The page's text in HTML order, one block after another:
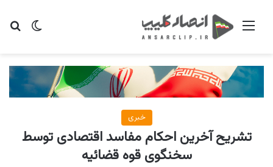
تغییر منو
خبری
تشریح آخرین احکام مفاسد اقتصادی توسط
سخنگوی قوه قضائیه